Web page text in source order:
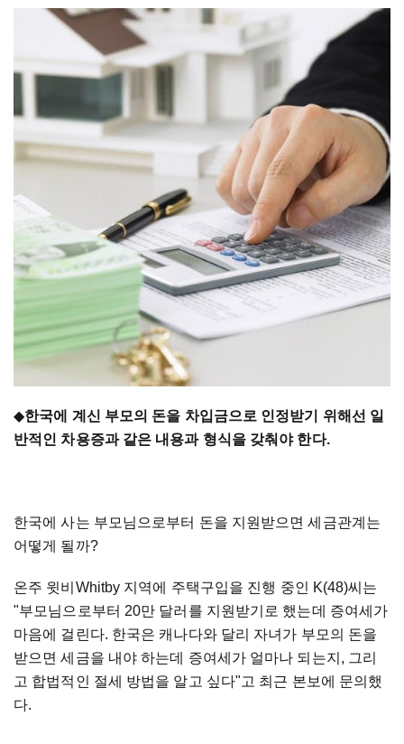
◆한국에 계신 부모의 돈을 차입금으로 인정받기 위해선 일
반적인 차용증과 같은 내용과 형식을 갖춰야 한다.
한국에 사는 부모님으로부터 돈을 지원받으면 세금관계는
어떻게 될까?
온주 윗비Whitby 지역에 주택구입을 진행 중인 K(48)씨는
"부모님으로부터 20만 달러를 지원받기로 했는데 증여세가
마음에 걸린다. 한국은 캐나다와 달리 자녀가 부모의 돈을
받으면 세금을 내야 하는데 증여세가 얼마나 되는지, 그리
고 합법적인 절세 방법을 알고 싶다"고 최근 본보에 문의했
다.